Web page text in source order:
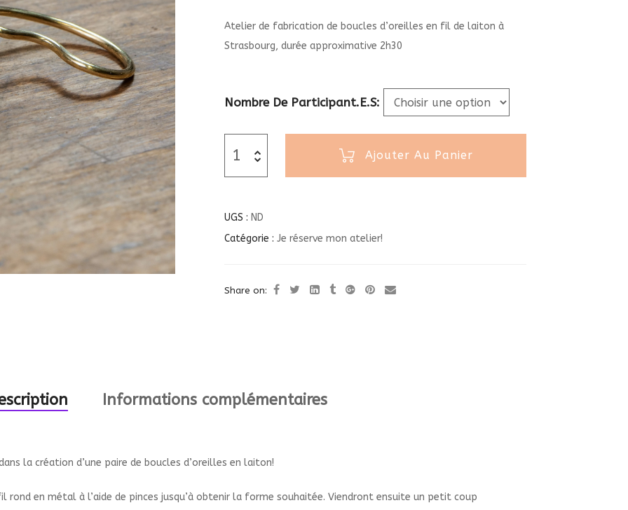
Atelier de fabrication de boucles d’oreilles en fil de laiton à
Strasbourg, durée approximative 2h30
Nombre De Participant.e.s
Ajouter Au Panier
UGS : ND
Catégorie : Je réserve mon atelier!
Share on:
Informations complémentaires
la création d’une paire de boucles d’oreilles en laiton!
rond en métal à l’aide de pinces jusqu’à obtenir la forme souhaitée. Viendront ensuite un petit coup